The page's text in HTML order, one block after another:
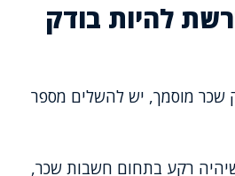
להיות בודק
שכר מוסמך, יש להשלים מספר
רקע בתחום חשבות שכר,